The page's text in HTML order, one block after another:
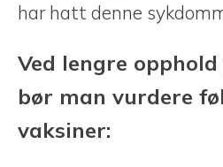
har hatt denne
Ved lengre
bør man vurdere
vaksiner: